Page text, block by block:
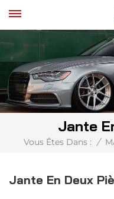
Jante
Vous Êtes Dans : /
Jante En Deux